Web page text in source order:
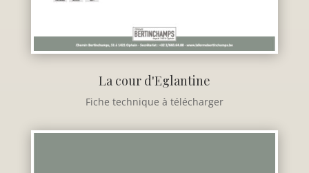
La cour d'Eglantine
Fiche technique à télécharger